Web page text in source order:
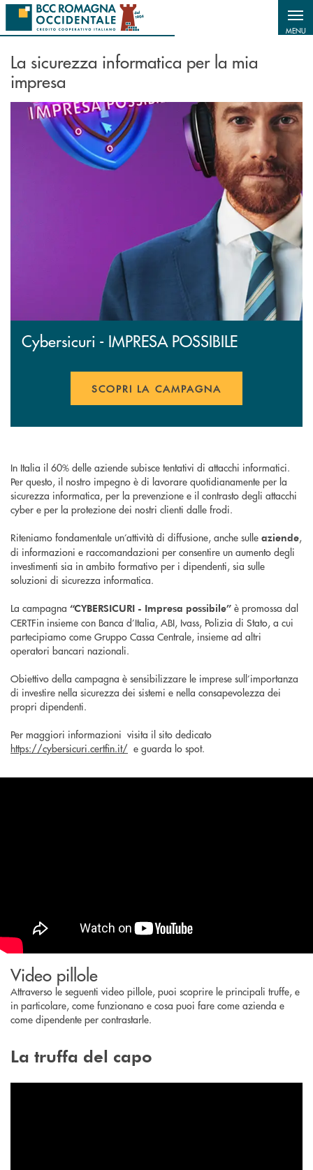
Salta al contenuto principale
MENU
La sicurezza informatica per la mia
impresa
Cybersicuri - IMPRESA POSSIBILE
SCOPRI LA CAMPAGNA
In Italia il 60% delle aziende subisce tentativi di attacchi informatici.
Per questo, il nostro impegno è di lavorare quotidianamente per la
sicurezza informatica, per la prevenzione e il contrasto degli attacchi
cyber e per la protezione dei nostri clienti dalle frodi.
Riteniamo fondamentale un’attività di diffusione, anche sulle aziende,
di informazioni e raccomandazioni per consentire un aumento degli
investimenti sia in ambito formativo per i dipendenti, sia sulle
soluzioni di sicurezza informatica.
La campagna “CYBERSICURI - Impresa possibile” è promossa dal
CERTFin insieme con Banca d’Italia, ABI, Ivass, Polizia di Stato, a cui
partecipiamo come Gruppo Cassa Centrale, insieme ad altri
operatori bancari nazionali.
Obiettivo della campagna è sensibilizzare le imprese sull’importanza
di investire nella sicurezza dei sistemi e nella consapevolezza dei
propri dipendenti.
Per maggiori informazioni visita il sito dedicato
https://cybersicuri.certfin.it/ e guarda lo spot.
Video pillole
Attraverso le seguenti video pillole, puoi scoprire le principali truffe, e
in particolare, come funzionano e cosa puoi fare come azienda e
come dipendente per contrastarle.
La truffa del capo